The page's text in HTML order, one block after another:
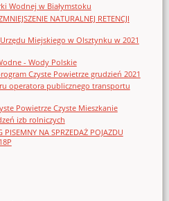
Wodnej w Białymstoku
NATURALNEJ RETENCJI
Miejskiego w Olsztynku w 2021
- Wody Polskie
Czyste Powietrze grudzień 2021
operatora publicznego transportu
Powietrze Czyste Mieszkanie
izb rolniczych
PISEMNY NA SPRZEDAŻ POJAZDU